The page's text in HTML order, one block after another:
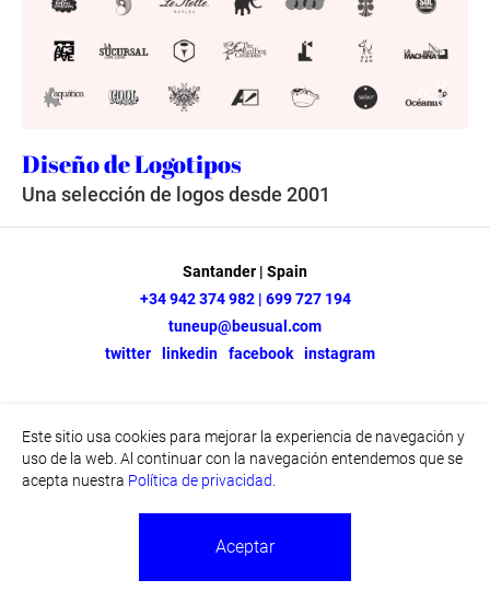
Este sitio usa cookies para mejorar la experiencia de navegación y
uso de la web. Al continuar con la navegación entendemos que se
acepta nuestra Política de privacidad.
Aceptar
Diseño de Logotipos
Una selección de logos desde 2001
Santander | Spain
+34 942 374 982 | 699 727 194
tuneup@beusual.com
twitter
linkedin facebook instagram